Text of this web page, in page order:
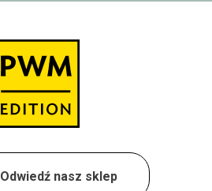
Odwiedź nasz sklep